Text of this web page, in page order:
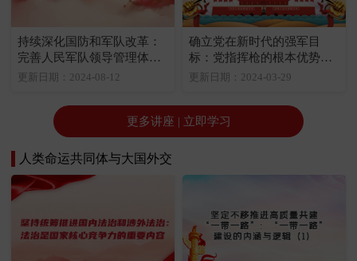
持续深化国防和军队改革：
完善人民军队领导管理体制
机制（1）
更新日期：2024-08-12
确立党在新时代的强军目
标：党指挥枪的根本优势不
断强固（1）
更新日期：2024-03-29
更多讲座 | 立即学习
人类命运共同体与大国外交